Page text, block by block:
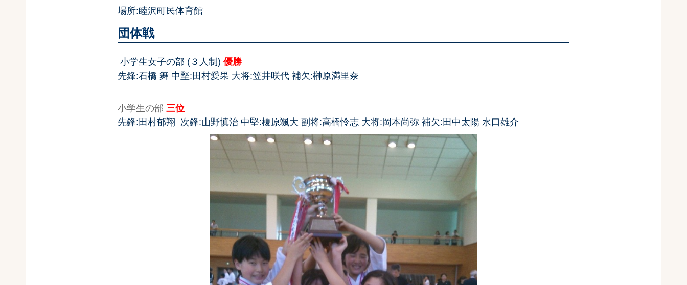
場所:睦沢町民体育館
団体戦
小学生女子の部 (３人制) 優勝
先鋒:石橋 舞 中堅:田村愛果 大将:笠井咲代 補欠:榊原満里奈
小学生の部 三位
先鋒:田村郁翔 次鋒:山野慎治 中堅:榎原颯大 副将:高橋怜志 大将:岡本尚弥 補欠:田中太陽 水口雄介